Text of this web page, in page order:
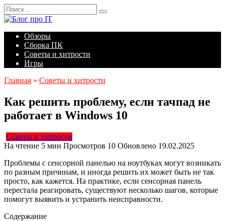
Перейти
к
содержанию
Search
for:
Обзоры
Сборка ПК
Советы и хитрости
Игры
Главная » Советы и хитрости
Как решить проблему, если тачпад не
работает в Windows 10
Советы и хитрости
На чтение 5 мин Просмотров 10 Обновлено 19.02.2025
Проблемы с сенсорной панелью на ноутбуках могут возникать
по разным причинам, и иногда решить их может быть не так
просто, как кажется. На практике, если сенсорная панель
перестала реагировать, существуют несколько шагов, которые
помогут выявить и устранить неисправности.
Содержание